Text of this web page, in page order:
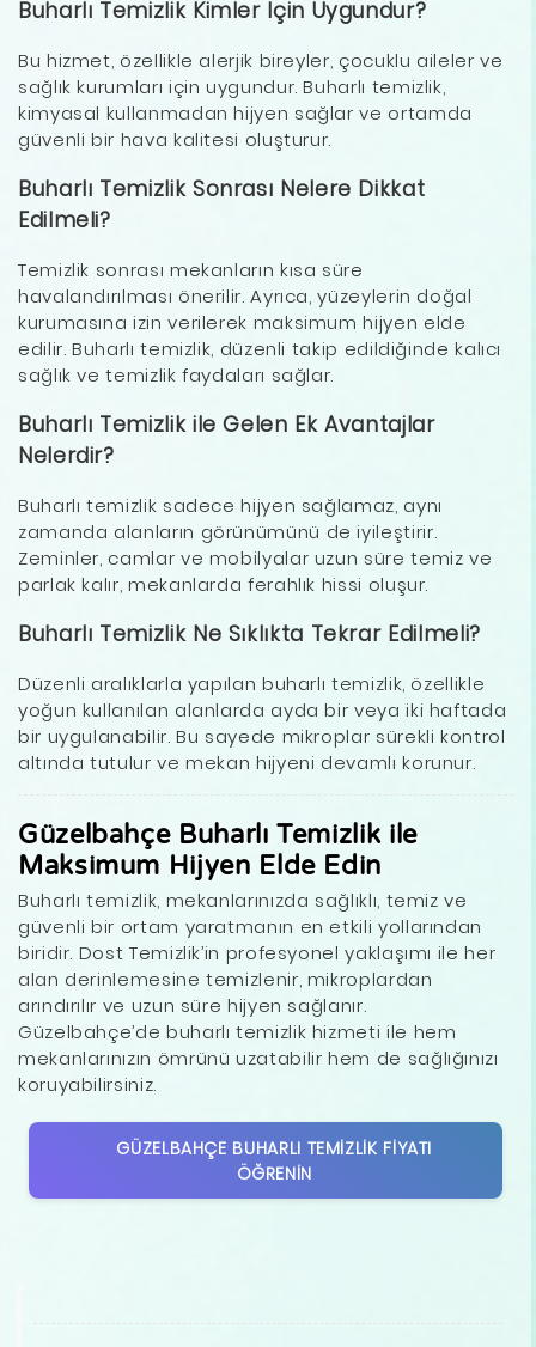
Buharlı Temizlik Kimler İçin Uygundur?
Bu hizmet, özellikle alerjik bireyler, çocuklu aileler ve
sağlık kurumları için uygundur. Buharlı temizlik,
kimyasal kullanmadan hijyen sağlar ve ortamda
güvenli bir hava kalitesi oluşturur.
Buharlı Temizlik Sonrası Nelere Dikkat
Edilmeli?
Temizlik sonrası mekanların kısa süre
havalandırılması önerilir. Ayrıca, yüzeylerin doğal
kurumasına izin verilerek maksimum hijyen elde
edilir. Buharlı temizlik, düzenli takip edildiğinde kalıcı
sağlık ve temizlik faydaları sağlar.
Buharlı Temizlik ile Gelen Ek Avantajlar
Nelerdir?
Buharlı temizlik sadece hijyen sağlamaz, aynı
zamanda alanların görünümünü de iyileştirir.
Zeminler, camlar ve mobilyalar uzun süre temiz ve
parlak kalır, mekanlarda ferahlık hissi oluşur.
Buharlı Temizlik Ne Sıklıkta Tekrar Edilmeli?
Düzenli aralıklarla yapılan buharlı temizlik, özellikle
yoğun kullanılan alanlarda ayda bir veya iki haftada
bir uygulanabilir. Bu sayede mikroplar sürekli kontrol
altında tutulur ve mekan hijyeni devamlı korunur.
Güzelbahçe Buharlı Temizlik ile
Maksimum Hijyen Elde Edin
Buharlı temizlik, mekanlarınızda sağlıklı, temiz ve
güvenli bir ortam yaratmanın en etkili yollarından
biridir. Dost Temizlik’in profesyonel yaklaşımı ile her
alan derinlemesine temizlenir, mikroplardan
arındırılır ve uzun süre hijyen sağlanır.
Güzelbahçe’de buharlı temizlik hizmeti ile hem
mekanlarınızın ömrünü uzatabilir hem de sağlığınızı
koruyabilirsiniz.
GÜZELBAHÇE BUHARLI TEMIZLIK FIYATI
ÖĞRENIN